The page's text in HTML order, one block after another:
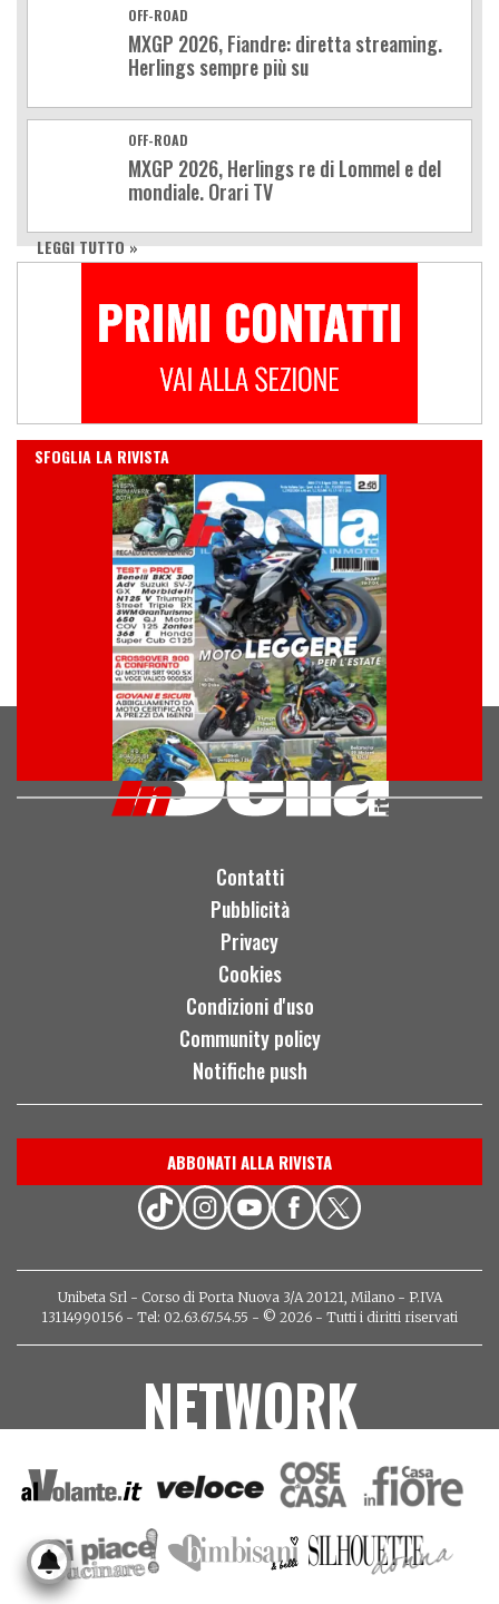
OFF-ROAD
MXGP 2026, Fiandre: diretta streaming.
Herlings sempre più su
OFF-ROAD
MXGP 2026, Herlings re di Lommel e del
mondiale. Orari TV
LEGGI TUTTO »
IN EDICOLA
SFOGLIA LA RIVISTA
Contatti
Pubblicità
Privacy
Cookies
Condizioni d'uso
Community policy
Notifiche push
ABBONATI ALLA RIVISTA
Unibeta Srl - Corso di Porta Nuova 3/A 20121, Milano - P.IVA
13114990156 - Tel: 02.63.67.54.55 - © 2026 - Tutti i diritti riservati
NETWORK